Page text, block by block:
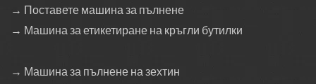
→ Поставете машина за пълнене
→ Машина за етикетиране на кръгли бутилки
→ Машина за пълнене на зехтин